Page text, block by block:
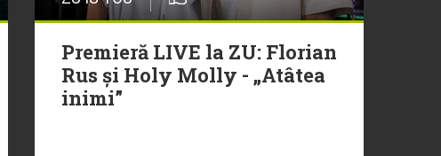
Premieră LIVE la ZU: Florian
Rus și Holy Molly - „Atâtea
inimi”